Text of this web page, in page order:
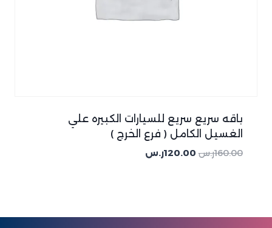
باقه سريع سريع للسيارات الكبيره علي
الغسيل الكامل ( فرع الخرج )
160.00ر.س 120.00ر.س